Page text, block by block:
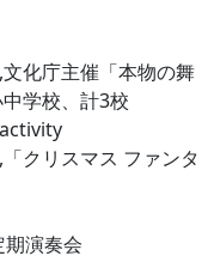
化庁主催「本物の舞
学校、計3校
クリスマス ファンタ
演奏会